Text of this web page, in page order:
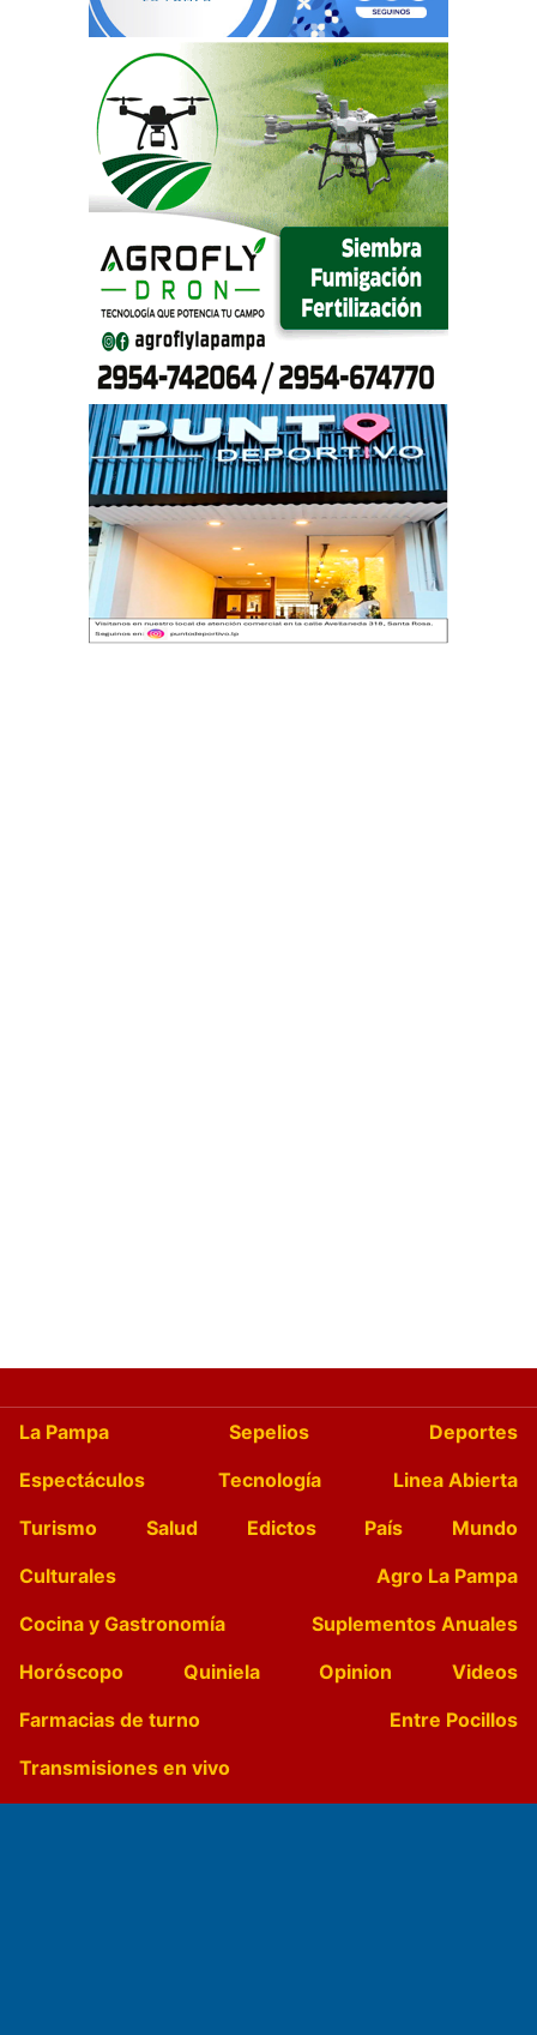
La Pampa Sepelios
Deportes
Espectáculos
Tecnología
Linea Abierta
Turismo
Salud Edictos País
Mundo
Culturales
Agro La Pampa
Cocina y Gastronomía
Suplementos Anuales
Horóscopo
Quiniela Opinion
Videos
Farmacias de turno
Entre Pocillos
Transmisiones en vivo